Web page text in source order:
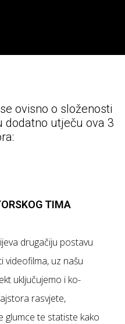
ovisno o složenosti
dodatno utječu ova 3
TIMA
drugačiju postavu
videofilma, uz našu
uključujemo i ko-
rasvjete,
glumce te statiste kako